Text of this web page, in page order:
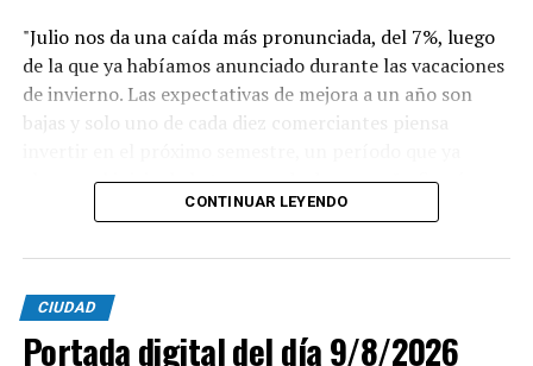
"Julio nos da una caída más pronunciada, del 7%, luego
de la que ya habíamos anunciado durante las vacaciones
de invierno. Las expectativas de mejora a un año son
bajas y solo uno de cada diez comerciantes piensa
alcanza al inicio de la temporada de verano", afirmó
meses de caída en ventas y en rentabilidad. Solo 15 de
cada 100 comerciantes considera que su rentabilidad es
buena, y eso frena la inversión y la reinversión", agregó.
CONTINUAR LEYENDO
CIUDAD
Portada digital del día 9/8/2026